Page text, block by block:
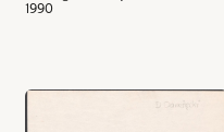
1990
przejdź